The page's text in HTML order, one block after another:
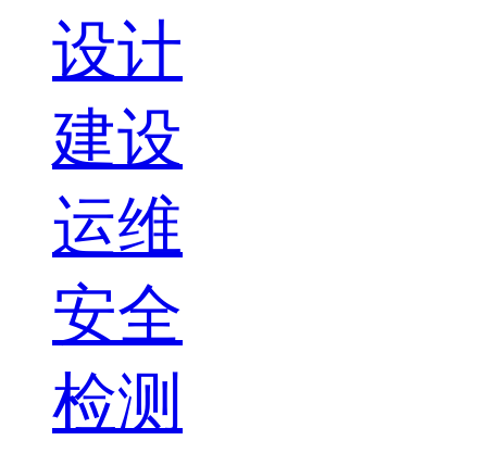
设计
建设
运维
安全
检测